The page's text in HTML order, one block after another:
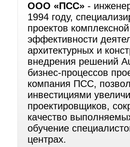
ООО «ПСС» -
1994 году,
проектов
эффективности
архитектурных и
внедрения решений
бизнес-процессов
компания ПСС,
инвестициями
проектировщиков,
качество
обучение
центрах.